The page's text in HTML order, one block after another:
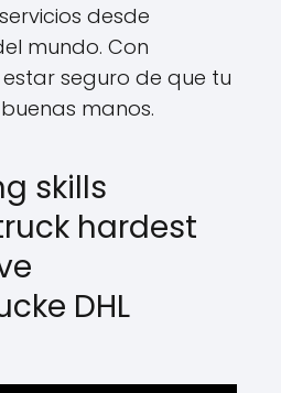
desde
mundo. Con
seguro de que tu
manos.
skills
hardest
DHL